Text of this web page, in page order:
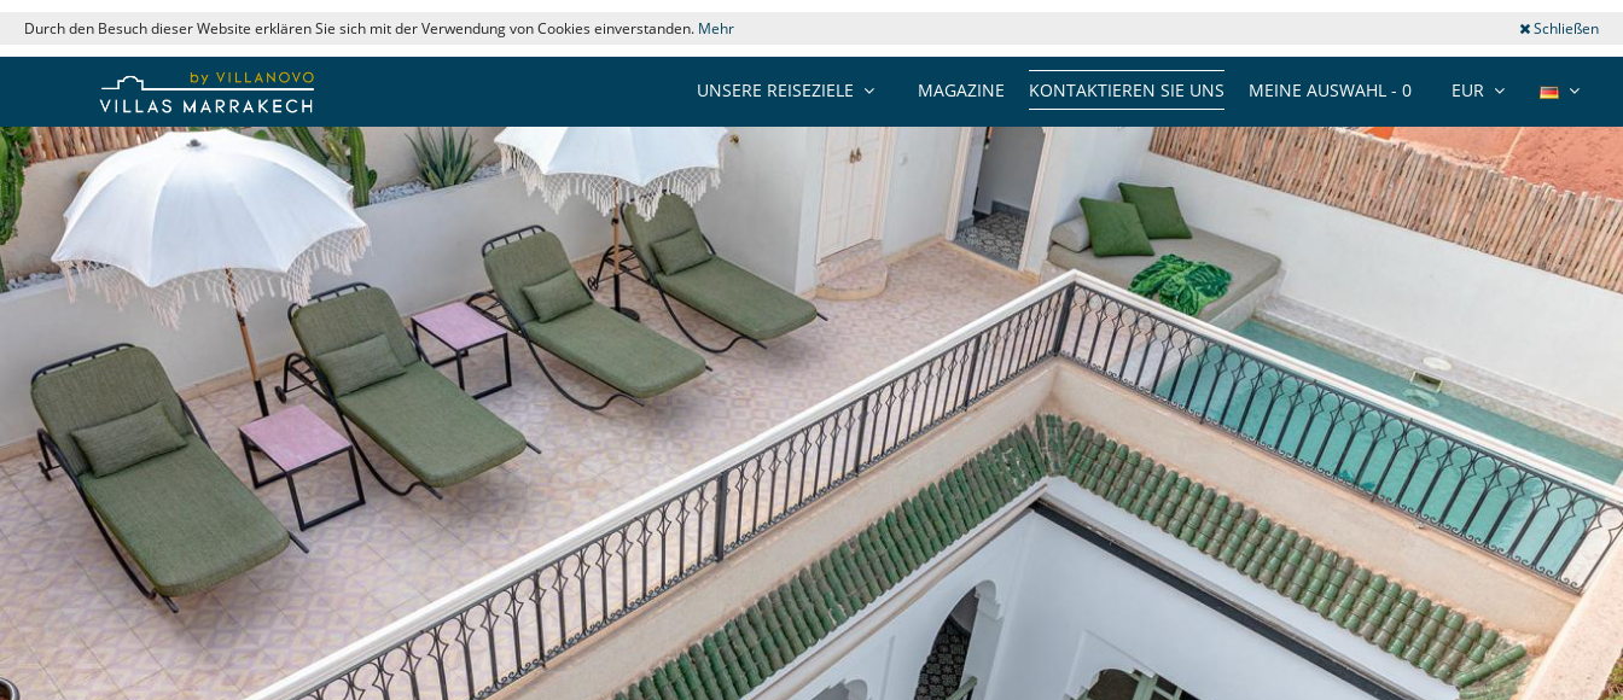
Durch den Besuch dieser Website erklären Sie sich mit der Verwendung von Cookies einverstanden. Mehr Schließen
EUR
MEINE AUSWAHL - 0
KONTAKTIEREN SIE UNS
MAGAZINE
UNSERE REISEZIELE